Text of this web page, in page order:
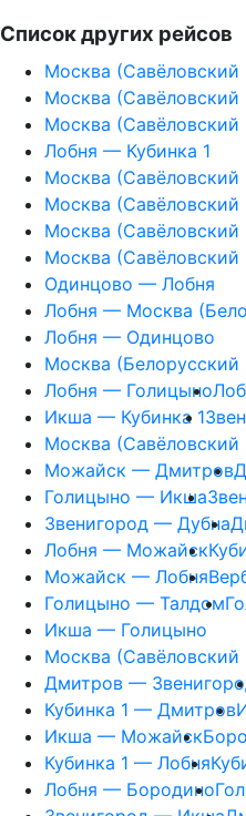
Список других рейсов
Москва
Москва
Москва
Лобня — Кубинка 1
Москва
Москва
Москва
Москва
Одинцово — Лобня
Лобня — Москва
Лобня — Одинцово
Москва
Лобня — Голицыно
Икша — Кубинка 1
Москва
Можайск — Дмитров
Голицыно — Икша
Звенигород — Дубна
Лобня — Можайск
Можайск — Лобня
Голицыно — Талдом
Икша — Голицыно
Москва
Дмитров —
Кубинка 1 — Дмитров
Икша — Можайск
Кубинка 1 — Лобня
Лобня — Бородино